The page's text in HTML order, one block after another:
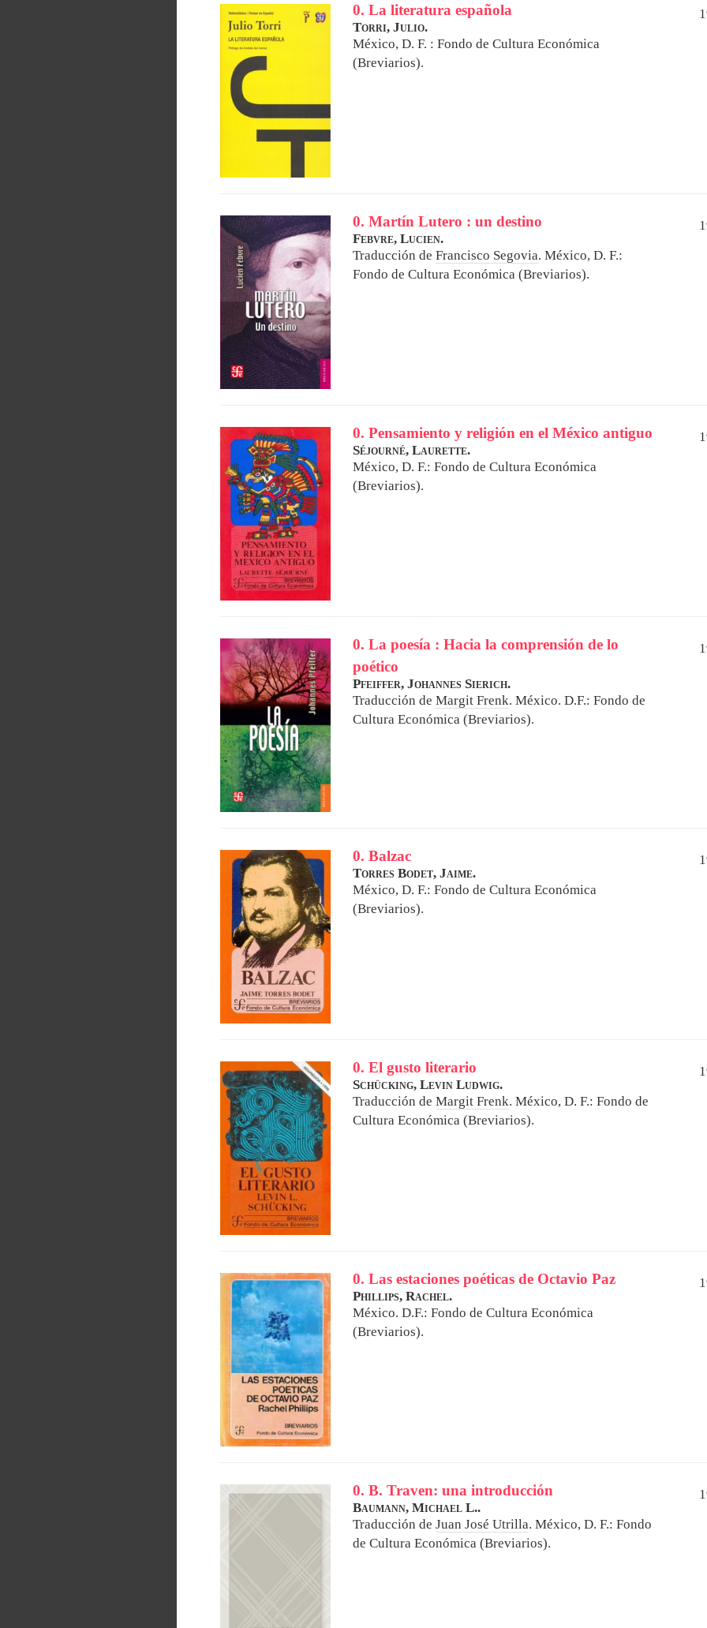
0. La literatura española
Torri, Julio.
México, D. F. : Fondo de Cultura Económica
(Breviarios).
0. Martín Lutero : un destino
Febvre, Lucien.
Traducción deFrancisco Segovia.México, D. F.:
Fondo de Cultura Económica (Breviarios).
0. Pensamiento y religión en el México antiguo
Séjourné, Laurette.
México, D. F.: Fondo de Cultura Económica
(Breviarios).
0. La poesía : Hacia la comprensión de lo
poético
Pfeiffer, Johannes Sierich.
Traducción deMargit Frenk.México. D.F.: Fondo de
Cultura Económica (Breviarios).
0. Balzac
Torres Bodet, Jaime.
México, D. F.: Fondo de Cultura Económica
(Breviarios).
0. El gusto literario
Schücking, Levin Ludwig.
Traducción deMargit Frenk.México, D. F.: Fondo de
Cultura Económica (Breviarios).
0. Las estaciones poéticas de Octavio Paz
Phillips, Rachel.
México. D.F.: Fondo de Cultura Económica
(Breviarios).
0. B. Traven: una introducción
Baumann, Michael L..
Traducción deJuan José Utrilla.México, D. F.: Fondo
de Cultura Económica (Breviarios).